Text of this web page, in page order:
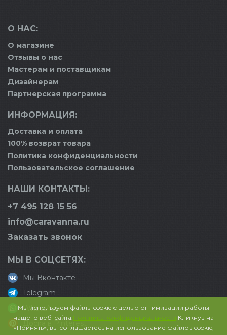
О НАС:
О магазине
Отзывы о нас
Мастерам и поставщикам
Дизайнерам
Партнерская программа
ИНФОРМАЦИЯ:
Доставка и оплата
100% возврат товара
Политика конфиденциальности
Пользовательское соглашение
НАШИ КОНТАКТЫ:
+7 495 128 15 56
info@caravanna.ru
Заказать звонок
МЫ В СОЦСЕТЯХ:
Мы Вконтакте
Telegram
WhatsApp
Доска в Pinterest
Мы используем файлы cookie с целью оптимизации работы
нашего веб-сайта.Политика конфиденциальности Кликнув на
«Принять», вы соглашаетесь на использование файлов cookie,